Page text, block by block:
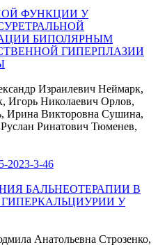
ФУНКЦИИ У
БИПОЛЯРНЫМ
ГИПЕРПЛАЗИИ
Израилевич Неймарк,
Игорь Николаевич Орлов,
Ирина Викторовна Сушина,
Ринатович Тюменев,
2023-3-46
БАЛЬНЕОТЕРАПИИ В
У
Анатольевна Строзенко,